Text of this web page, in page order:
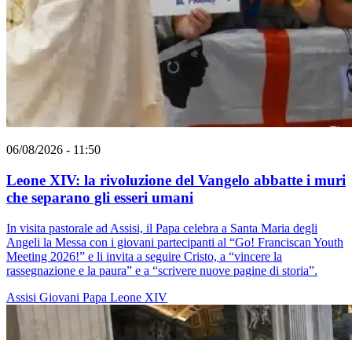
06/08/2026 - 11:50
Leone XIV: la rivoluzione del Vangelo abbatte i muri
che separano gli esseri umani
In visita pastorale ad Assisi, il Papa celebra a Santa Maria degli
Angeli la Messa con i giovani partecipanti al “Go! Franciscan Youth
Meeting 2026!” e li invita a seguire Cristo, a “vincere la
rassegnazione e la paura” e a “scrivere nuove pagine di storia”.
Assisi Giovani Papa Leone XIV